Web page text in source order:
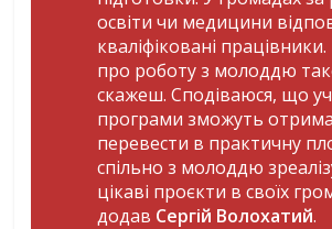
освіти чи медицини
кваліфіковані
про роботу з молоддю
скажеш. Сподіваюся, що
програми зможуть
перевести в практичну
спільно з молоддю
цікаві проєкти в своїх
додав Сергій Волохатий.